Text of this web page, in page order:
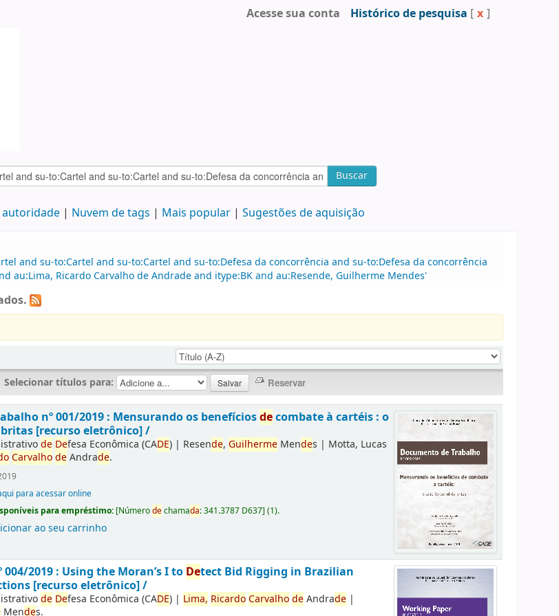
Acesse sua conta Histórico de pesquisa [ x ]
Buscar
autoridade Nuvem de tags Mais popular Sugestões de aquisição
and su-to:Cartel and su-to:Cartel and su-to:Defesa da concorrência and su-to:Defesa da concorrência
au:Lima, Ricardo Carvalho de Andrade and itype:BK and au:Resende, Guilherme Mendes'
Selecionar títulos para:
nº 001/2019 : Mensurando os benefíciosdecombate à cartéis : o
britas [recurso eletrônico] /
de Defesa Econômica (CADE) | Resende,Guilherme Mendes | Motta, Lucas
CarvalhodeAndrade.
para acessar online
para empréstimo: [Númerodechamada:341.3787 D637](1).
ao seu carrinho
2019 : Using the Moran’s I to Detect Bid Rigging in Brazilian
[recurso eletrônico] /
de Defesa Econômica (CADE) | Lima, RicardoCarvalhodeAndrade |
Mendes.